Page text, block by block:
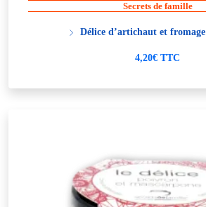
Secrets de famille
Délice d’artichaut et
4,20€ TTC